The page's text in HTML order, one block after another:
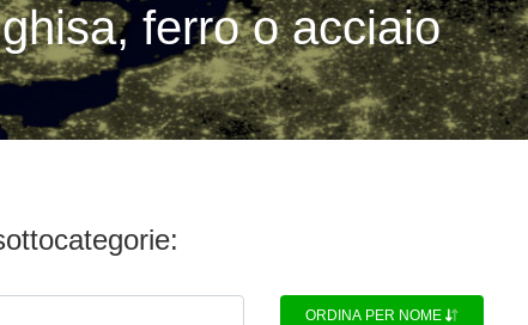
ferro o acciaio
ORDINA PER NOME